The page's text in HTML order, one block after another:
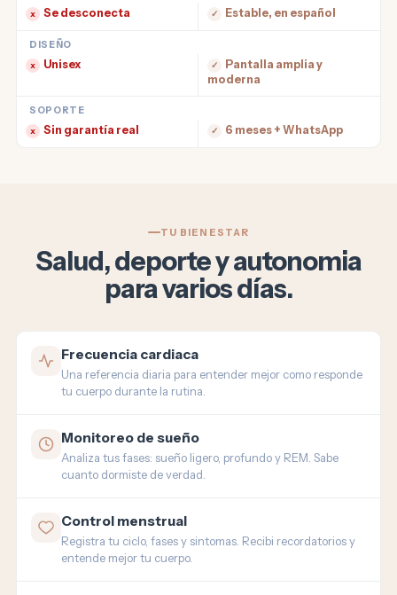
x
Se desconecta ✓ Estable, en español
DISEÑO
x
Unisex ✓
Pantalla amplia y
moderna
SOPORTE
x
Sin garantía real ✓ 6 meses + WhatsApp
TU BIENESTAR
Salud, deporte y autonomia
para varios días.
Frecuencia cardiaca
Una referencia diaria para entender mejor como responde
tu cuerpo durante la rutina.
Monitoreo de sueño
Analiza tus fases: sueño ligero, profundo y REM. Sabe
cuanto dormiste de verdad.
Control menstrual
Registra tu ciclo, fases y sintomas. Recibi recordatorios y
entende mejor tu cuerpo.